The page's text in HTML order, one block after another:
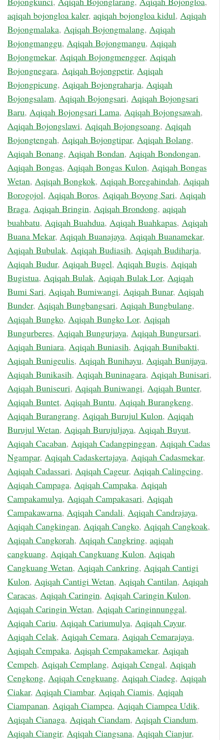
aqiqah bojongloa kaler, aqiqah bojongloa kidul, Aqiqah
Bojongmalaka, Aqiqah Bojongmalang, Aqiqah
Bojongmanggu, Aqiqah Bojongmangu, Aqiqah
Bojongmekar, Aqiqah Bojongmengger, Aqiqah
Bojongnegara, Aqiqah Bojongpetir, Aqiqah
Bojongpicung, Aqiqah Bojongraharja, Aqiqah
Bojongsalam, Aqiqah Bojongsari, Aqiqah Bojongsari
Baru, Aqiqah Bojongsari Lama, Aqiqah Bojongsawah,
Aqiqah Bojongslawi, Aqiqah Bojongsoang, Aqiqah
Bojongtengah, Aqiqah Bojongtipar, Aqiqah Bolang,
Aqiqah Bonang, Aqiqah Bondan, Aqiqah Bondongan,
Aqiqah Bongas, Aqiqah Bongas Kulon, Aqiqah Bongas
Wetan, Aqiqah Bongkok, Aqiqah Boregahindah, Aqiqah
Borogojol, Aqiqah Boros, Aqiqah Boyong Sari, Aqiqah
Braga, Aqiqah Bringin, Aqiqah Brondong, aqiqah
buahbatu, Aqiqah Buahdua, Aqiqah Buahkapas, Aqiqah
Buana Mekar, Aqiqah Buanajaya, Aqiqah Buanamekar,
Aqiqah Bubulak, Aqiqah Budiasih, Aqiqah Budiharja,
Aqiqah Budur, Aqiqah Bugel, Aqiqah Bugis, Aqiqah
Bugistua, Aqiqah Bulak, Aqiqah Bulak Lor, Aqiqah
Bumi Sari, Aqiqah Bumiwangi, Aqiqah Bunar, Aqiqah
Bunder, Aqiqah Bungbangsari, Aqiqah Bungbulang,
Aqiqah Bungko, Aqiqah Bungko Lor, Aqiqah
Bungurberes, Aqiqah Bungurjaya, Aqiqah Bungursari,
Aqiqah Buniara, Aqiqah Buniasih, Aqiqah Bunibakti,
Aqiqah Bunigeulis, Aqiqah Bunihayu, Aqiqah Bunijaya,
Aqiqah Bunikasih, Aqiqah Buninagara, Aqiqah Bunisari,
Aqiqah Buniseuri, Aqiqah Buniwangi, Aqiqah Bunter,
Aqiqah Buntet, Aqiqah Buntu, Aqiqah Burangkeng,
Aqiqah Burangrang, Aqiqah Burujul Kulon, Aqiqah
Burujul Wetan, Aqiqah Burujuljaya, Aqiqah Buyut,
Aqiqah Cacaban, Aqiqah Cadangpinggan, Aqiqah Cadas
Ngampar, Aqiqah Cadaskertajaya, Aqiqah Cadasmekar,
Aqiqah Cadassari, Aqiqah Cageur, Aqiqah Calingcing,
Aqiqah Campaga, Aqiqah Campaka, Aqiqah
Campakamulya, Aqiqah Campakasari, Aqiqah
Campakawarna, Aqiqah Candali, Aqiqah Candrajaya,
Aqiqah Cangkingan, Aqiqah Cangko, Aqiqah Cangkoak,
Aqiqah Cangkorah, Aqiqah Cangkring, aqiqah
cangkuang, Aqiqah Cangkuang Kulon, Aqiqah
Cangkuang Wetan, Aqiqah Cankring, Aqiqah Cantigi
Kulon, Aqiqah Cantigi Wetan, Aqiqah Cantilan, Aqiqah
Caracas, Aqiqah Caringin, Aqiqah Caringin Kulon,
Aqiqah Caringin Wetan, Aqiqah Caringinnunggal,
Aqiqah Cariu, Aqiqah Cariumulya, Aqiqah Cayur,
Aqiqah Celak, Aqiqah Cemara, Aqiqah Cemarajaya,
Aqiqah Cempaka, Aqiqah Cempakamekar, Aqiqah
Cempeh, Aqiqah Cemplang, Aqiqah Cengal, Aqiqah
Cengkong, Aqiqah Cengkuang, Aqiqah Ciadeg, Aqiqah
Ciakar, Aqiqah Ciambar, Aqiqah Ciamis, Aqiqah
Ciampanan, Aqiqah Ciampea, Aqiqah Ciampea Udik,
Aqiqah Cianaga, Aqiqah Ciandam, Aqiqah Ciandum,
Aqiqah Ciangir, Aqiqah Ciangsana, Aqiqah Cianjur,